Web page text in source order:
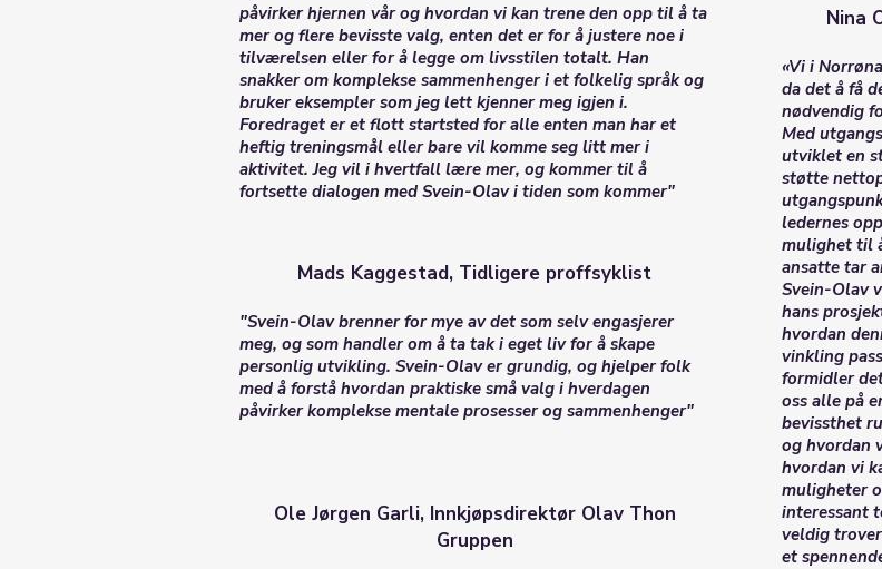
påvirker hjernen vår og hvordan vi kan trene den opp til å ta
mer og flere bevisste valg, enten det er for å justere noe i
tilværelsen eller for å legge om livsstilen totalt. Han
snakker om komplekse sammenhenger i et folkelig språk og
bruker eksempler som jeg lett kjenner meg igjen i.
Foredraget er et flott startsted for alle enten man har et
heftig treningsmål eller bare vil komme seg litt mer i
aktivitet. Jeg vil i hvertfall lære mer, og kommer til å
fortsette dialogen med Svein-Olav i tiden som kommer"
Mads Kaggestad, Tidligere proffsyklist
"Svein-Olav brenner for mye av det som selv engasjerer
meg, og som handler om å ta tak i eget liv for å skape
personlig utvikling. Svein-Olav er grundig, og hjelper folk
med å forstå hvordan praktiske små valg i hverdagen
påvirker komplekse mentale prosesser og sammenhenger"
Ole Jørgen Garli, Innkjøpsdirektør Olav Thon
Gruppen
Nina
«Vi i
da det å få
nødvendig
Med
utviklet en
støtte
ledernes
mulighet til
ansatte tar
Svein-Olav
hans
hvordan
vinkling
formidler
oss alle på
bevissthet
og hvordan
hvordan vi
muligheter
interessant
veldig
et